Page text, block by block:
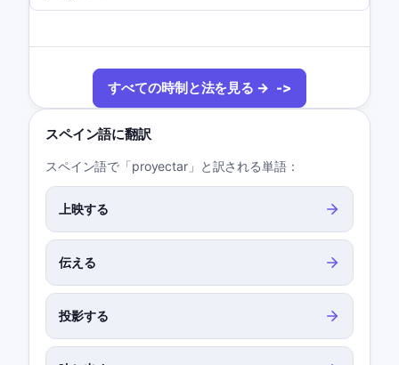
すべての時制と法を見る →
スペイン語に翻訳
スペイン語で「proyectar」と訳される単語：
上映する
伝える
投影する